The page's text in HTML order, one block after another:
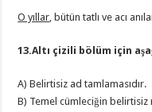
O yıllar, bütün tatlı ve acı
13.Altı çizili bölüm için
A) Belirtisiz ad tamlamasıdır.
B) Temel cümleciğin belirtisiz